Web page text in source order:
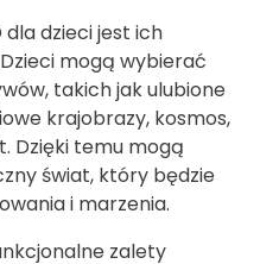
dzieci jest ich
mogą wybierać
takich jak ulubione
krajobrazy, kosmos,
Dzięki temu mogą
świat, który będzie
i marzenia.
zalety